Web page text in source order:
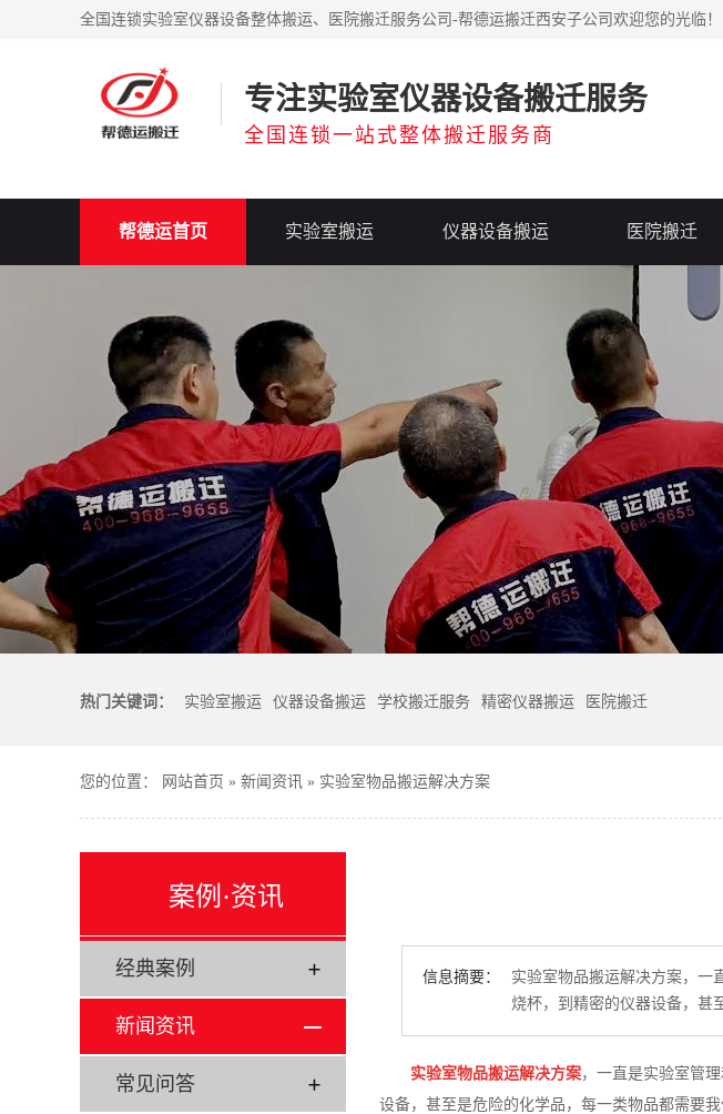
全国连锁实验室仪器设备整体搬运、医院搬迁服务公司-帮德运搬迁西安子公司欢迎您的光临！
专注实验室仪器设备搬迁服务
全国连锁一站式整体搬迁服务商
帮德运首页 实验室搬运 仪器设备搬运 医院搬迁
热门关键词： 实验室搬运 仪器设备搬运 学校搬迁服务 精密仪器搬运 医院搬迁
您的位置： 网站首页 » 新闻资讯 » 实验室物品搬运解决方案
信息摘要：
实验室物品搬运解决方案，一
烧杯，到精密的仪器设备，甚
实验室物品搬运解决方案，一直是实验室管
设备，甚至是危险的化学品，每一类物品都需要
案例·资讯
经典案例
新闻资讯
常见问答